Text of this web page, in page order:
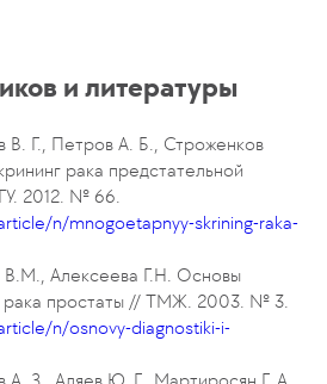
и литературы
В. Г., Петров А. Б., Строженков
рака предстательной
2012. № 66.
n/mnogoetapnyy-skrining-raka-
Алексеева Г.H. Основы
рака простаты // ТМЖ. 2003. № 3.
n/osnovy-diagnostiki-i-